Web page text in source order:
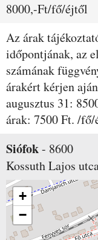
8000,-Ft/fő/éjtől
Az árak
időpontjának, az
számának
árakért kérjen
augusztus 31:
árak: 7500 Ft. /
Siófok- 8600
Kossuth Lajos
+
−